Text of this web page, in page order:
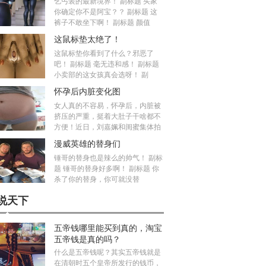
你确定你不是阿宝？？ 副标题 这
裤子不敢坐下啊！ 副标题 颜值
这鼠标垫太绝了！
这鼠标垫你看到了什么？邪恶了
吧！ 副标题 毫无违和感！ 副标题
小卖部的这女孩真会选呀！ 副
怀孕后内脏变化图
女人真的不容易，怀孕后，内脏被
挤压的严重，挺着大肚子干啥都不
方便！近日，刘嘉姵和闺蜜集体拍
漫威英雄的替身们
锤哥的替身也是辣么的帅气！ 副标
题 锤哥的替身好多啊！ 副标题 你
杀了你的替身，你可就没替
天下
五帝钱哪里能买到真的，淘宝
五帝钱是真的吗？
什么是五帝钱呢？其实五帝钱就是
在清朝时五个皇帝所发行的钱币，